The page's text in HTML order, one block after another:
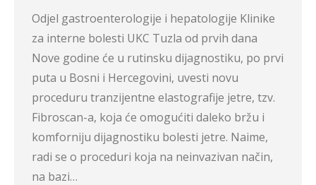
Odjel gastroenterologije i hepatologije Klinike
za interne bolesti UKC Tuzla od prvih dana
Nove godine će u rutinsku dijagnostiku, po prvi
puta u Bosni i Hercegovini, uvesti novu
proceduru tranzijentne elastografije jetre, tzv.
Fibroscan-a, koja će omogućiti daleko bržu i
komforniju dijagnostiku bolesti jetre. Naime,
radi se o proceduri koja na neinvazivan način,
na bazi…